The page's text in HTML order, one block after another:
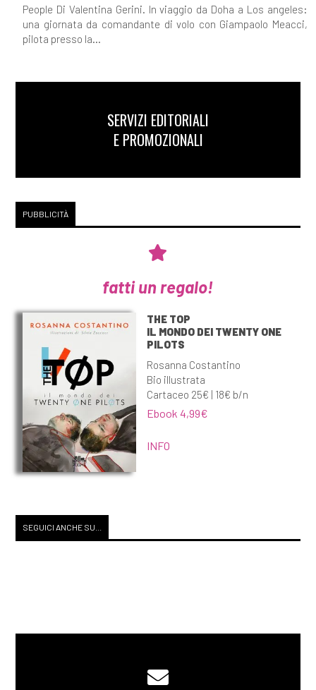
People Di Valentina Gerini. In viaggio da Doha a Los angeles:
una giornata da comandante di volo con Giampaolo Meacci,
pilota presso la...
SERVIZI EDITORIALI
E PROMOZIONALI
PUBBLICITÀ
fatti un regalo!
THE TOP
IL MONDO DEI TWENTY ONE
PILOTS
Rosanna Costantino
Bio illustrata
Cartaceo 25€ | 18€ b/n
Ebook 4,99€
INFO
SEGUICI ANCHE SU...